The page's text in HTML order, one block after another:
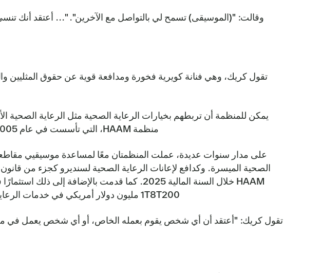
وقالت: "(الموسيقى) تسمح لي بالتواصل مع الآخرين". "... أعتقد أنك
تقول كريك، وهي فنانة كويرية فخورة ومدافعة قوية عن حقوق المثليين
يمكن للمنظمة أن تربطهم بخيارات الرعاية الصحية مثل الرعاية الصحية
منظمة HAAM، التي تأسست في عام 2005، مع نظام Central Health من خلال Sendero Health Plans، وهي خطة صحية مجتمعية.
على مدار سنوات عديدة، عملت المنظمتان معًا لمساعدة موسيقيي
1T8T200 مليون دولار أمريكي في خدمات الرعاية الصحية لأعضائها المسجلين. يقول كريك إن هذا النوع من الوصول غير موجود في كل مكان.
تقول كريك: "أعتقد أن أي شخص يقوم بعمله الخاص، أو أي شخص يعمل في مجال